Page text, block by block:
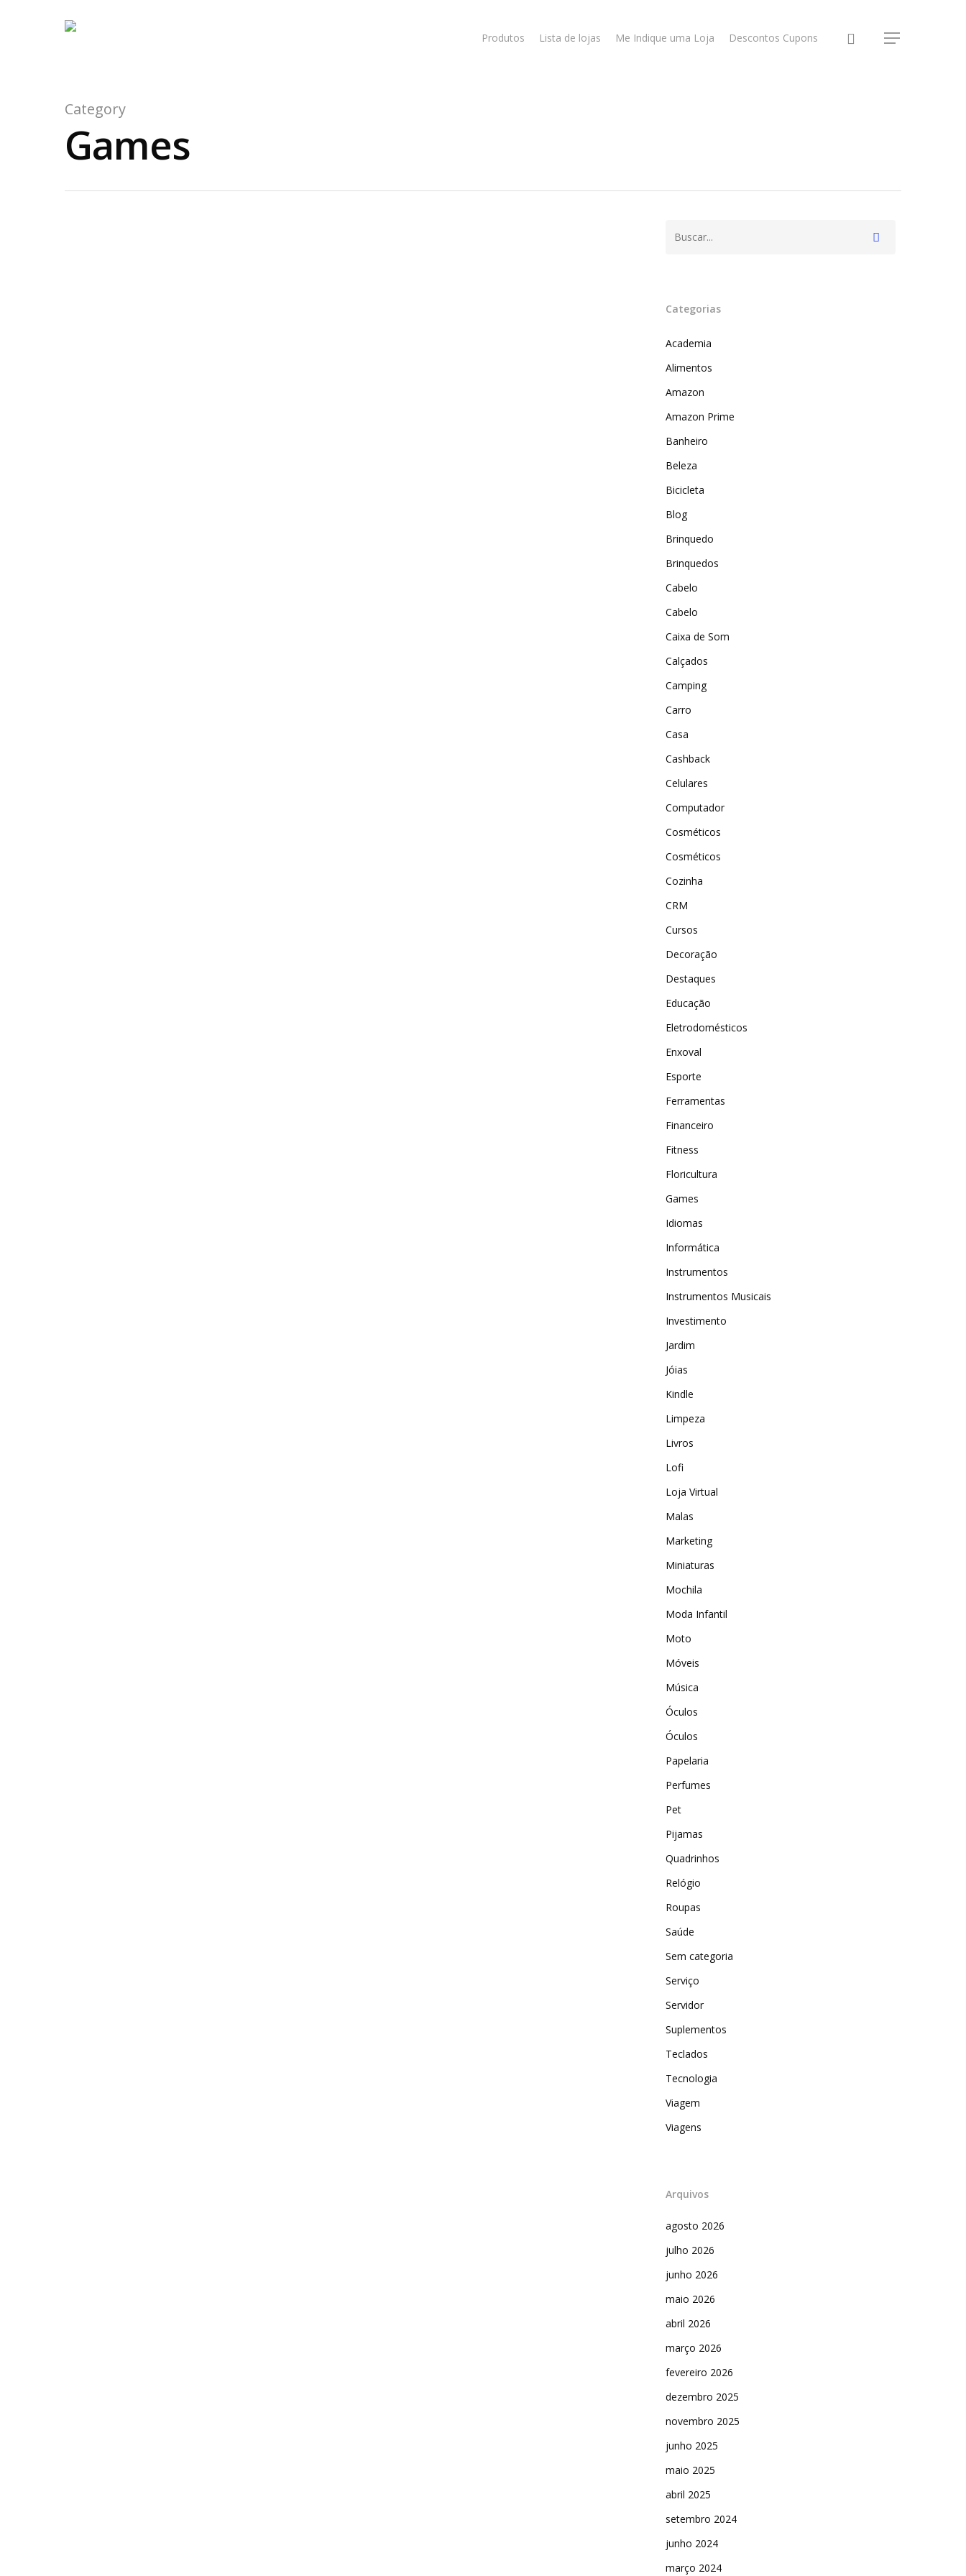
Produtos Lista de lojas Me Indique uma Loja Descontos Cupons
Category
Games
Categorias
Academia
Alimentos
Amazon
Amazon Prime
Banheiro
Beleza
Bicicleta
Blog
Brinquedo
Brinquedos
Cabelo
Cabelo
Caixa de Som
Calçados
Camping
Carro
Casa
Cashback
Celulares
Computador
Cosméticos
Cosméticos
Cozinha
CRM
Cursos
Decoração
Destaques
Educação
Eletrodomésticos
Enxoval
Esporte
Ferramentas
Financeiro
Fitness
Floricultura
Games
Idiomas
Informática
Instrumentos
Instrumentos Musicais
Investimento
Jardim
Jóias
Kindle
Limpeza
Livros
Lofi
Loja Virtual
Malas
Marketing
Miniaturas
Mochila
Moda Infantil
Moto
Móveis
Música
Óculos
Óculos
Papelaria
Perfumes
Pet
Pijamas
Quadrinhos
Relógio
Roupas
Saúde
Sem categoria
Serviço
Servidor
Suplementos
Teclados
Tecnologia
Viagem
Viagens
Arquivos
agosto 2026
julho 2026
junho 2026
maio 2026
abril 2026
março 2026
fevereiro 2026
dezembro 2025
novembro 2025
junho 2025
maio 2025
abril 2025
setembro 2024
junho 2024
março 2024